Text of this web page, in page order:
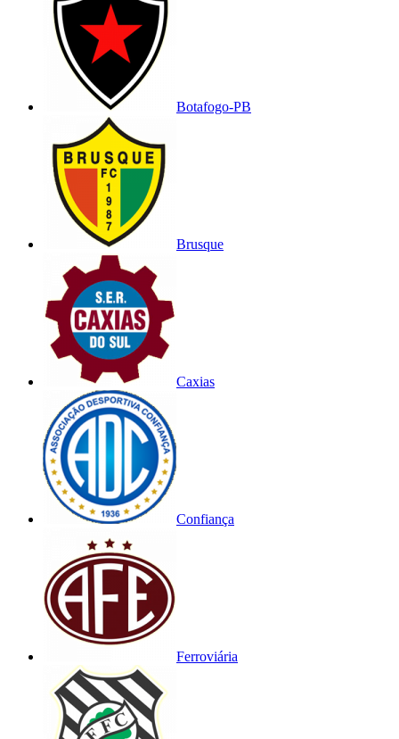
Botafogo-PB
Brusque
Caxias
Confiança
Ferroviária